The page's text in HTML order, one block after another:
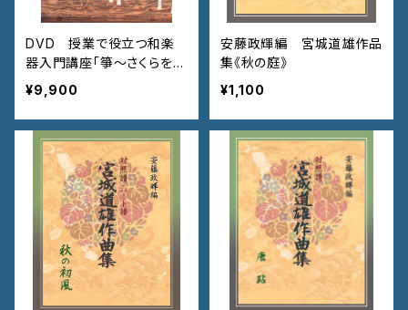
DVD 授業で役立つ和楽
器入門講座「箏〜さくらを弾
きましょう〜」 VZBG-38
¥9,900
安藤政輝編 宮城道雄作品
集《秋の庭》
¥1,100